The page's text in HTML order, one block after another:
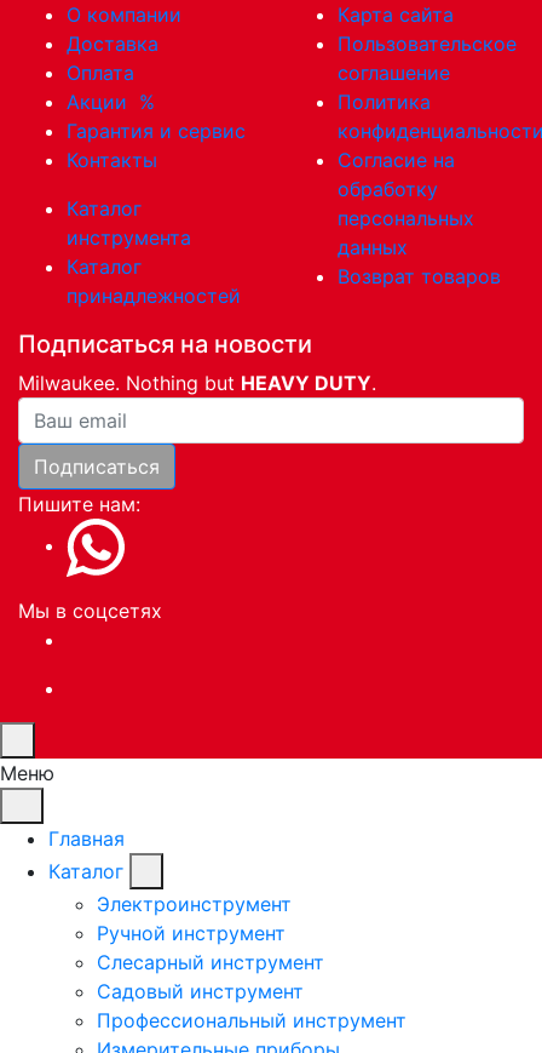
О компании
Доставка
Оплата
Акции %
Гарантия и сервис
Контакты
Каталог
инструмента
Каталог
принадлежностей
Карта сайта
Пользовательское
соглашение
Политика
Согласие на
обработку
персональных
данных
Возврат товаров
Подписаться на новости
Milwaukee. Nothing but HEAVY DUTY.
Ваша почта
Подписаться
Пишите нам:
Мы в соцсетях
Меню
Главная
Каталог
Электроинструмент
Ручной инструмент
Слесарный инструмент
Садовый инструмент
Профессиональный инструмент